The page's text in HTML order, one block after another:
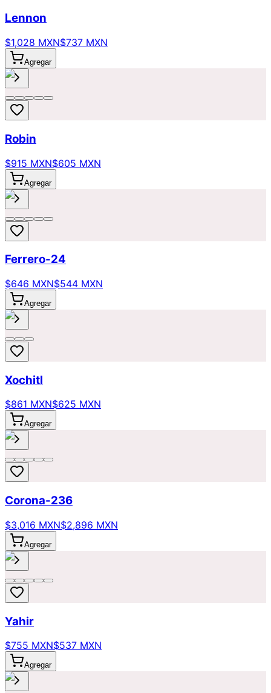
Lennon
$1,028 MXN$737 MXN
Agregar
Robin
$915 MXN$605 MXN
Agregar
Ferrero-24
$646 MXN$544 MXN
Agregar
Xochitl
$861 MXN$625 MXN
Agregar
Corona-236
$3,016 MXN$2,896 MXN
Agregar
Yahir
$755 MXN$537 MXN
Agregar